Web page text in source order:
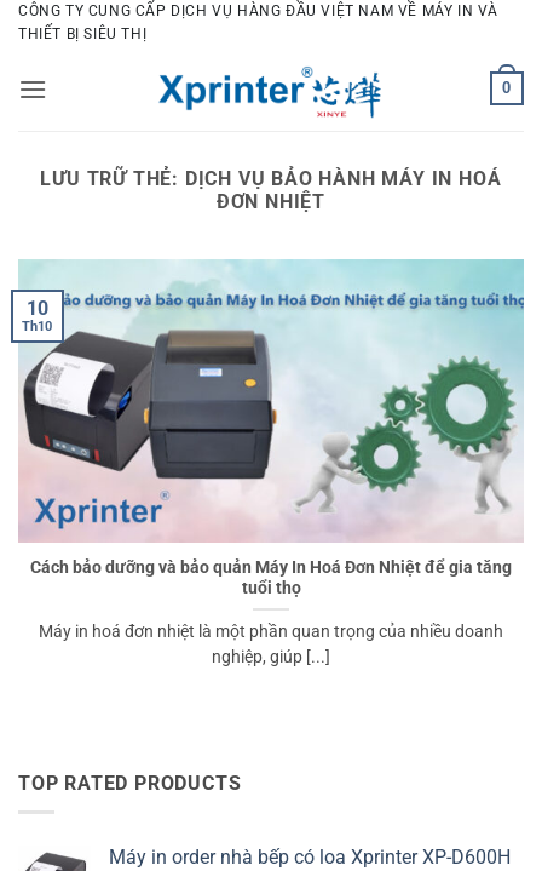
Bỏ
qua
dung
CÔNG TY CUNG CẤP DỊCH VỤ HÀNG ĐẦU VIỆT NAM VỀ MÁY IN VÀ
THIẾT BỊ SIÊU THỊ
0
LƯU TRỮ THẺ: DỊCH VỤ BẢO HÀNH MÁY IN HOÁ
ĐƠN NHIỆT
Cách bảo dưỡng và bảo quản Máy In Hoá Đơn Nhiệt để gia tăng
tuổi thọ
Máy in hoá đơn nhiệt là một phần quan trọng của nhiều doanh
nghiệp, giúp [...]
10
Th10
TOP RATED PRODUCTS
Máy in order nhà bếp có loa Xprinter XP-D600H